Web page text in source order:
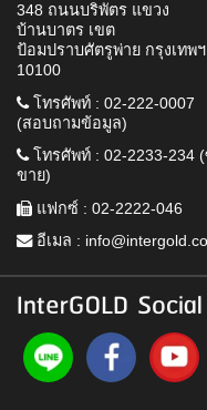
348 ถนนบริพัตร แขวง
บ้านบาตร เขต
ป้อมปราบศัตรูพ่าย กรุงเทพฯ
10100
โทรศัพท์ : 02-222-0007
(สอบถามข้อมูล)
โทรศัพท์ : 02-2233-234
ขาย)
แฟกซ์ : 02-2222-046
อีเมล :
InterGOLD